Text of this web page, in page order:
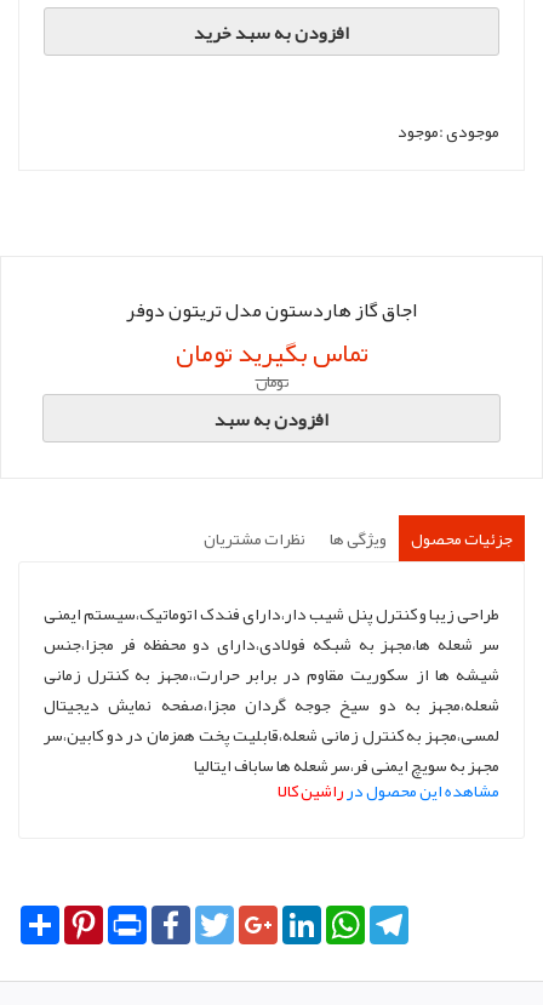
افزودن به سبد خرید
موجودی :موجود
اجاق گاز هاردستون مدل تریتون دوفر
تماس بگیرید تومان
تومان
افزودن به سبد
جزئیات محصول ویژگی ها نظرات مشتریان
طراحی زیبا و کنترل پنل شیب دار،دارای فندک اتوماتیک،سیستم ایمنی
سر شعله ها،مجهز به شبکه فولادی،دارای دو محفظه فر مجزا،جنس
شیشه ها از سکوریت مقاوم در برابر حرارت،،مجهز به کنترل زمانی
شعله،مجهز به دو سیخ جوجه گردان مجزا،صفحه نمایش دیجیتال
لمسی،مجهز به کنترل زمانی شعله،قابلیت پخت همزمان در دو کابین،سر
مجهز به سویچ ایمنی فر،سر شعله ها ساباف ایتالیا
مشاهده این محصول درراشین کالا
Share PinterestPrint FacebookTwitterGoogle+LinkedInWhatsApp